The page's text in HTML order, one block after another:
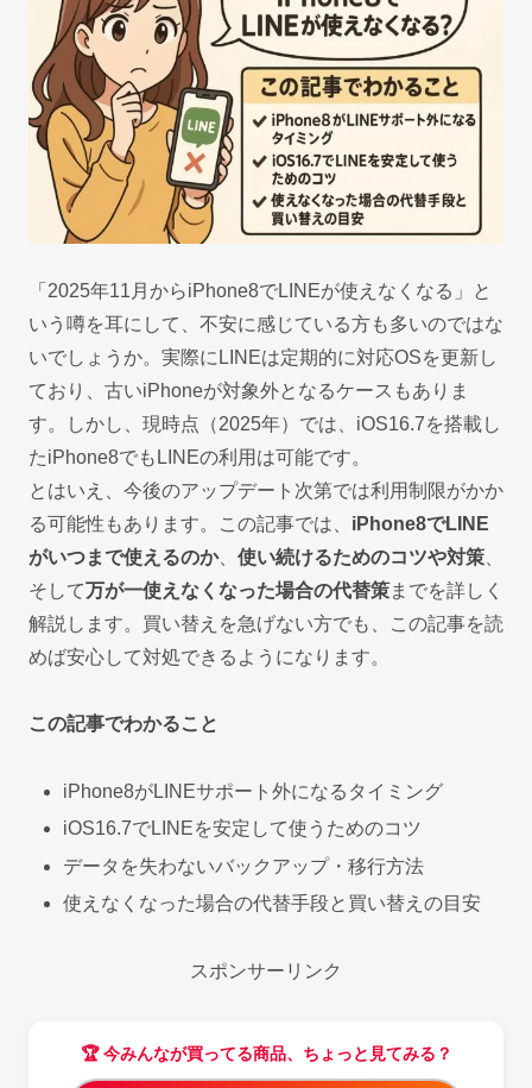
「2025年11月からiPhone8でLINEが使えなくなる」と
いう噂を耳にして、不安に感じている方も多いのではな
いでしょうか。実際にLINEは定期的に対応OSを更新し
ており、古いiPhoneが対象外となるケースもありま
す。しかし、現時点（2025年）では、iOS16.7を搭載し
たiPhone8でもLINEの利用は可能です。
とはいえ、今後のアップデート次第では利用制限がかか
る可能性もあります。この記事では、 iPhone8でLINE
がいつまで使えるのか、 使い続けるためのコツや対策
そして万が一使えなくなった場合の代替策までを詳しく
解説します。買い替えを急げない方でも、この記事を読
めば安心して対処できるようになります。
この記事でわかること
iPhone8がLINEサポート外になるタイミング
iOS16.7でLINEを安定して使うためのコツ
データを失わないバックアップ・移行方法
使えなくなった場合の代替手段と買い替えの目安
スポンサーリンク
🏆 今みんなが買ってる商品、ちょっと見てみる？